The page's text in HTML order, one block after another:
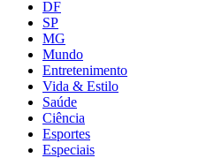
DF
SP
MG
Mundo
Entretenimento
Vida & Estilo
Saúde
Ciência
Esportes
Especiais